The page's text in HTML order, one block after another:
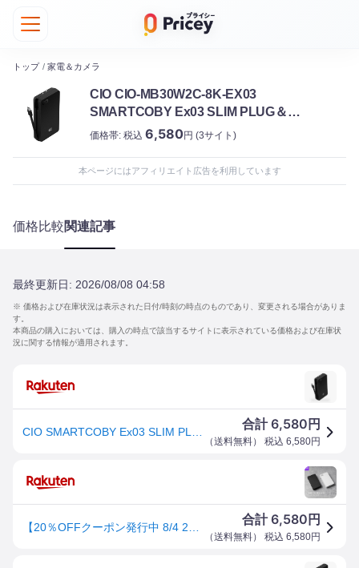
トップ / 家電＆カメラ
CIO CIO-MB30W2C-8K-EX03
SMARTCOBY Ex03 SLIM PLUG＆
CABLE ブラック シーアイオー
価格帯: 税込 6,580円 (3サイト)
本ページにはアフィリエイト広告を利用しています
価格比較関連記事
最終更新日: 2026/08/08 04:58
※ 価格および在庫状況は表示された日付/時刻の時点のものであり、変更される場合がありま
す。
本商品の購入においては、購入の時点で該当するサイトに表示されている価格および在庫状
況に関する情報が適用されます。
合計6,580 円
（送料無料） 税込 6,580円
合計6,580 円
（送料無料） 税込 6,580円